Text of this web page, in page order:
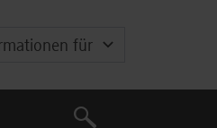
für
Suche
Suche